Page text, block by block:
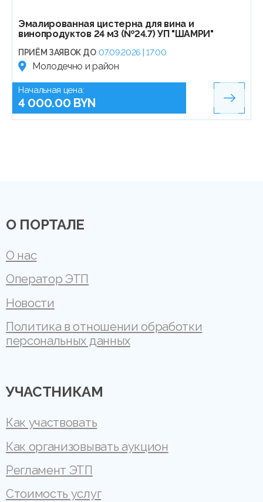
Эмалированная цистерна для вина и
винопродуктов 24 м3 (№24.7) УП "ШАМРИ"
ПРИЁМ ЗАЯВОК ДО 07.09.2026 | 17:00
Молодечно и район
Начальная цена:
4 000.00 BYN
О ПОРТАЛЕ
О нас
Оператор ЭТП
Новости
Политика в отношении обработки
персональных данных
УЧАСТНИКАМ
Как участвовать
Как организовывать аукцион
Регламент ЭТП
Стоимость услуг